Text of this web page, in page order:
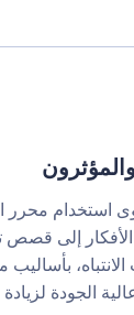
استخدام محرر
إلى قصص
الجودة